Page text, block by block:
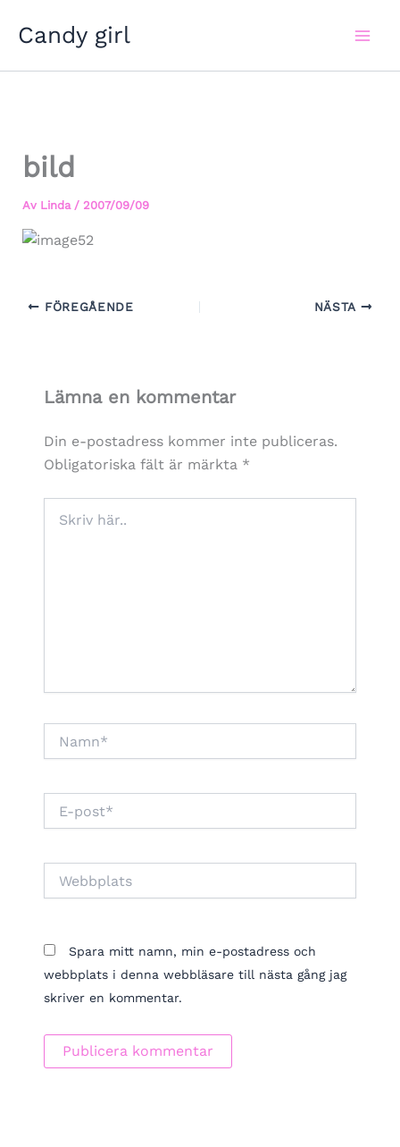
Candy girl
bild
Av Linda / 2007/09/09
FÖREGÅENDE NÄSTA
Lämna en kommentar
Din e-postadress kommer inte publiceras.
Obligatoriska fält är märkta *
här..
post*
Spara mitt namn, min e-postadress och
webbplats i denna webbläsare till nästa gång jag
skriver en kommentar.